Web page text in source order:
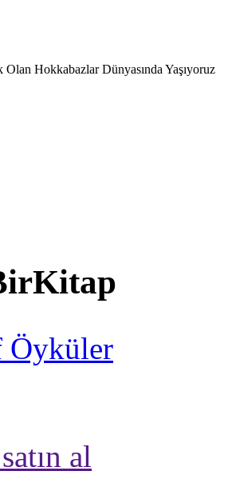
Hokkabazlar Dünyasında Yaşıyoruz
Öyküler
al